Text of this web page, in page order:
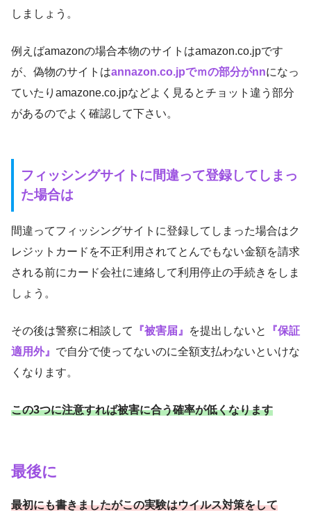
しましょう。
例えばamazonの場合本物のサイトはamazon.co.jpです
が、偽物のサイトはannazon.co.jpでｍの部分がnnになっ
ていたりamazone.co.jpなどよく見るとチョット違う部分
があるのでよく確認して下さい。
フィッシングサイトに間違って登録してしまっ
た場合は
間違ってフィッシングサイトに登録してしまった場合はク
レジットカードを不正利用されてとんでもない金額を請求
される前にカード会社に連絡して利用停止の手続きをしま
しょう。
その後は警察に相談して 『被害届』 を提出しないと
『保証
適用外』 で自分で使ってないのに全額支払わないといけな
くなります。
この3つに注意すれば被害に合う確率が低くなります
最後に
最初にも書きましたがこの実験はウイルス対策をして